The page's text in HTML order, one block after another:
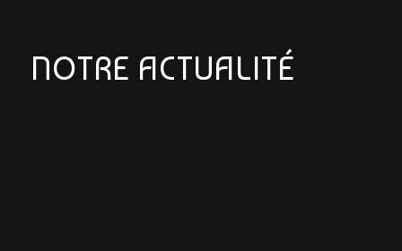
NOTRE ACTUALITÉ